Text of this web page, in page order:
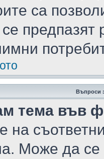
са
предпазят
Въпроси
тема във
на
Може да се